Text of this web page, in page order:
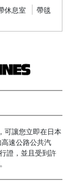
休息室
帶毯
可讓您立即在日本
速公路公共汽
證，並且受到許